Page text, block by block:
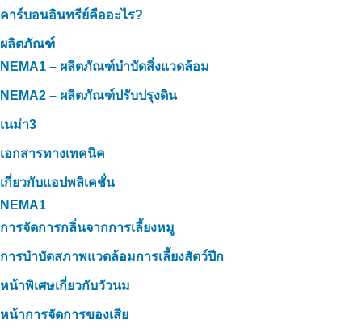
คาร์บอนอินทรีย์คืออะไร?
ผลิตภัณฑ์
NEMA1 – ผลิตภัณฑ์บำบัดสิ่งแวดล้อม
NEMA2 – ผลิตภัณฑ์ปรับปรุงดิน
เนม่า3
เอกสารทางเทคนิค
เกี่ยวกับแอปพลิเคชั่น
NEMA1
การจัดการกลิ่นจากการเลี้ยงหมู
การบำบัดสภาพแวดล้อมการเลี้ยงสัตว์ปีก
หน้าพิเศษเกี่ยวกับวัวนม
หน้าการจัดการของเสีย